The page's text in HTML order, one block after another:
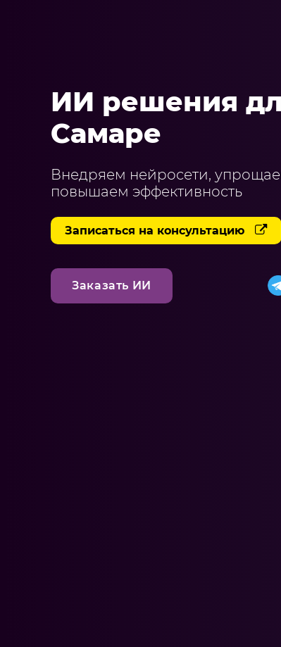
ИИ решения
Самаре
Внедряем нейросети,
повышаем эффективность
Записаться на консультацию
Заказать ИИ